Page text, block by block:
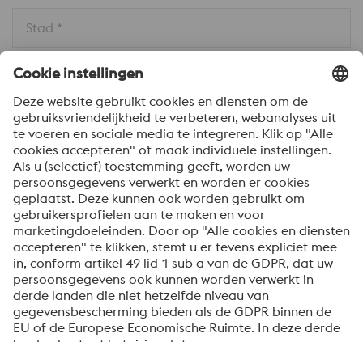
Stad *
Land *
Bericht *
Om informatie over onze producten en diensten te
ontvangen, op de hoogte te blijven van onze
evenementen en nog veel meer, accepteert u uw
abonnement op de Uddeholm-nieuwsbrief.